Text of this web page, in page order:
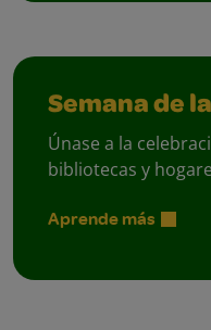
Semana de
Únase a la
bibliotecas y
Aprende más